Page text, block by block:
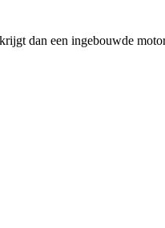
dan een ingebouwde